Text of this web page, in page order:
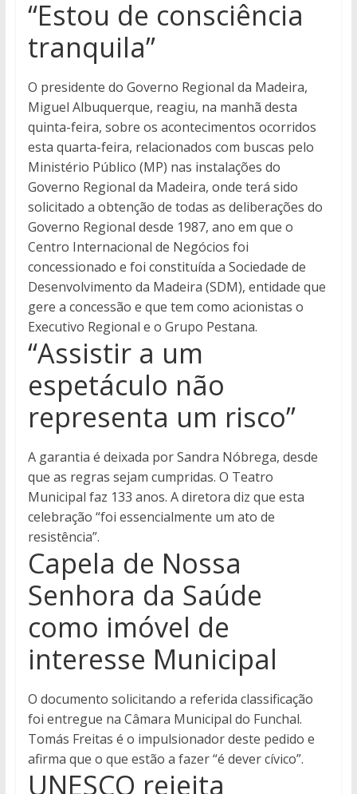
“Estou de consciência
tranquila”
O presidente do Governo Regional da Madeira,
Miguel Albuquerque, reagiu, na manhã desta
quinta-feira, sobre os acontecimentos ocorridos
esta quarta-feira, relacionados com buscas pelo
Ministério Público (MP) nas instalações do
Governo Regional da Madeira, onde terá sido
solicitado a obtenção de todas as deliberações do
Governo Regional desde 1987, ano em que o
Centro Internacional de Negócios foi
concessionado e foi constituída a Sociedade de
Desenvolvimento da Madeira (SDM), entidade que
gere a concessão e que tem como acionistas o
Executivo Regional e o Grupo Pestana.
“Assistir a um
espetáculo não
representa um risco”
A garantia é deixada por Sandra Nóbrega, desde
que as regras sejam cumpridas. O Teatro
Municipal faz 133 anos. A diretora diz que esta
celebração “foi essencialmente um ato de
resistência”.
Capela de Nossa
Senhora da Saúde
como imóvel de
interesse Municipal
O documento solicitando a referida classificação
foi entregue na Câmara Municipal do Funchal.
Tomás Freitas é o impulsionador deste pedido e
afirma que o que estão a fazer “é dever cívico”.
UNESCO rejeita